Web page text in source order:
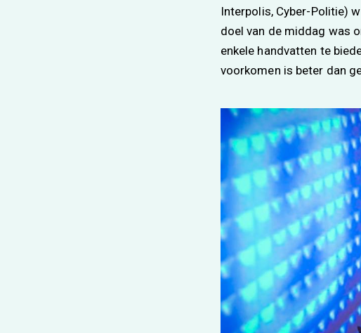
Interpolis, Cyber-Politie)
doel van de middag was
enkele handvatten te
voorkomen is beter dan